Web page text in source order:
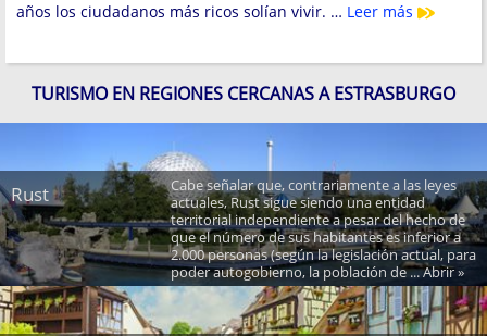
años los ciudadanos más ricos solían vivir. … Leer más
TURISMO EN REGIONES CERCANAS A ESTRASBURGO
Rust
Cabe señalar que, contrariamente a las leyes
actuales, Rust sigue siendo una entidad
territorial independiente a pesar del hecho de
que el número de sus habitantes es inferior a
2.000 personas (según la legislación actual, para
poder autogobierno, la población de ... Abrir »